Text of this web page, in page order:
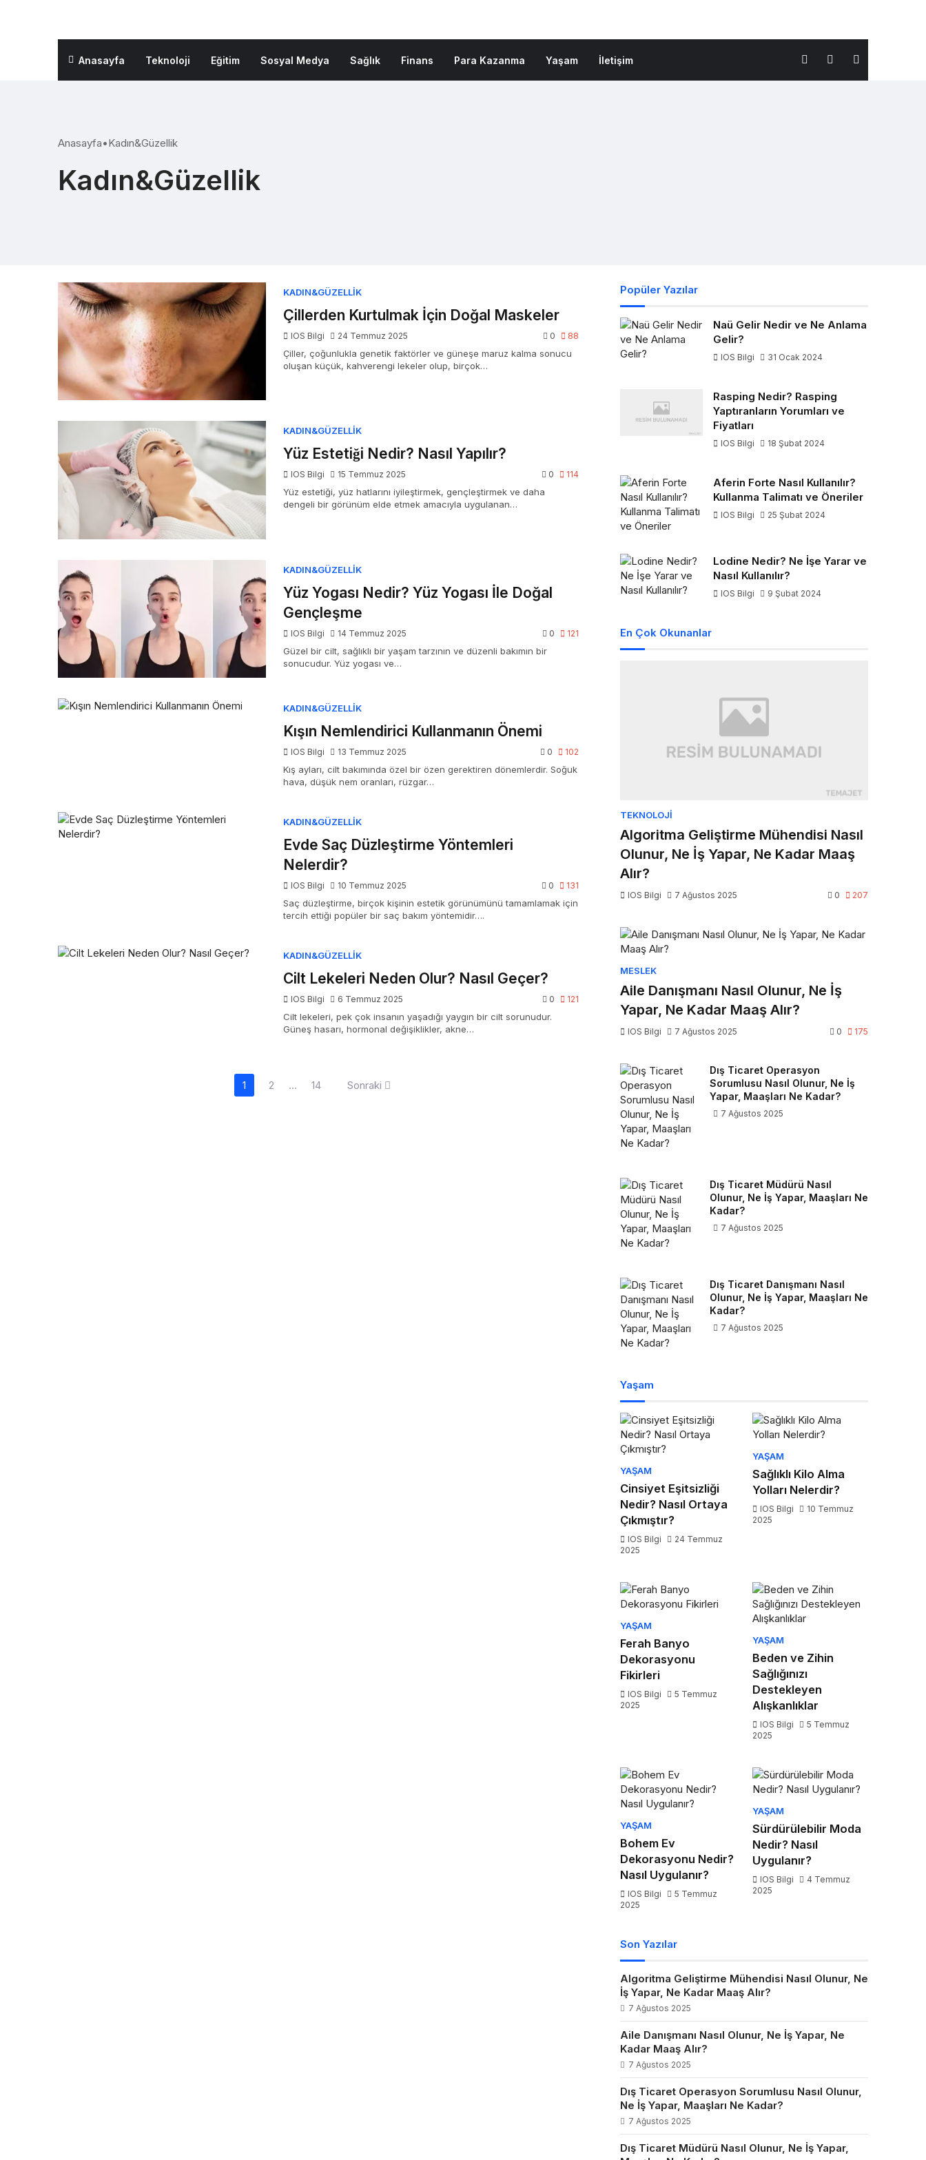
Anasayfa Teknoloji Eğitim Sosyal Medya Sağlık Finans Para Kazanma Yaşam İletişim
Anasayfa•Kadın&Güzellik
Kadın&Güzellik
KADIN&GÜZELLIK
Çillerden Kurtulmak İçin Doğal Maskeler
IOS Bilgi 24 Temmuz 2025 0 88
Çiller, çoğunlukla genetik faktörler ve güneşe maruz kalma sonucu
oluşan küçük, kahverengi lekeler olup, birçok…
KADIN&GÜZELLIK
Yüz Estetiği Nedir? Nasıl Yapılır?
IOS Bilgi 15 Temmuz 2025 0 114
Yüz estetiği, yüz hatlarını iyileştirmek, gençleştirmek ve daha
dengeli bir görünüm elde etmek amacıyla uygulanan…
KADIN&GÜZELLIK
Yüz Yogası Nedir? Yüz Yogası İle Doğal
Gençleşme
IOS Bilgi 14 Temmuz 2025 0 121
Güzel bir cilt, sağlıklı bir yaşam tarzının ve düzenli bakımın bir
sonucudur. Yüz yogası ve…
KADIN&GÜZELLIK
Kışın Nemlendirici Kullanmanın Önemi
IOS Bilgi 13 Temmuz 2025 0 102
Kış ayları, cilt bakımında özel bir özen gerektiren dönemlerdir. Soğuk
hava, düşük nem oranları, rüzgar…
KADIN&GÜZELLIK
Evde Saç Düzleştirme Yöntemleri
Nelerdir?
IOS Bilgi 10 Temmuz 2025 0 131
Saç düzleştirme, birçok kişinin estetik görünümünü tamamlamak için
tercih ettiği popüler bir saç bakım yöntemidir….
KADIN&GÜZELLIK
Cilt Lekeleri Neden Olur? Nasıl Geçer?
IOS Bilgi 6 Temmuz 2025 0 121
Cilt lekeleri, pek çok insanın yaşadığı yaygın bir cilt sorunudur.
Güneş hasarı, hormonal değişiklikler, akne…
1 2 … 14 Sonraki
Popüler Yazılar
Naü Gelir Nedir ve Ne Anlama
Gelir?
IOS Bilgi 31 Ocak 2024
Rasping Nedir? Rasping
Yaptıranların Yorumları ve
Fiyatları
IOS Bilgi 18 Şubat 2024
Aferin Forte Nasıl Kullanılır?
Kullanma Talimatı ve Öneriler
IOS Bilgi 25 Şubat 2024
Lodine Nedir? Ne İşe Yarar ve
Nasıl Kullanılır?
IOS Bilgi 9 Şubat 2024
En Çok Okunanlar
TEKNOLOJI
Algoritma Geliştirme Mühendisi Nasıl
Olunur, Ne İş Yapar, Ne Kadar Maaş
Alır?
IOS Bilgi 7 Ağustos 2025 0 207
MESLEK
Aile Danışmanı Nasıl Olunur, Ne İş
Yapar, Ne Kadar Maaş Alır?
IOS Bilgi 7 Ağustos 2025 0 175
Dış Ticaret Operasyon
Sorumlusu Nasıl Olunur, Ne İş
Yapar, Maaşları Ne Kadar?
7 Ağustos 2025
Dış Ticaret Müdürü Nasıl
Olunur, Ne İş Yapar, Maaşları Ne
Kadar?
7 Ağustos 2025
Dış Ticaret Danışmanı Nasıl
Olunur, Ne İş Yapar, Maaşları Ne
Kadar?
7 Ağustos 2025
Yaşam
YAŞAM
Cinsiyet Eşitsizliği
Nedir? Nasıl Ortaya
Çıkmıştır?
IOS Bilgi
24 Temmuz
2025
YAŞAM
Sağlıklı Kilo Alma
Yolları Nelerdir?
IOS Bilgi
10 Temmuz
2025
YAŞAM
Ferah Banyo
Dekorasyonu
Fikirleri
IOS Bilgi
5 Temmuz
2025
YAŞAM
Beden ve Zihin
Sağlığınızı
Destekleyen
Alışkanlıklar
IOS Bilgi
5 Temmuz
2025
YAŞAM
Bohem Ev
Dekorasyonu Nedir?
Nasıl Uygulanır?
IOS Bilgi
5 Temmuz
2025
YAŞAM
Sürdürülebilir Moda
Nedir? Nasıl
Uygulanır?
IOS Bilgi
4 Temmuz
2025
Son Yazılar
Algoritma Geliştirme Mühendisi Nasıl Olunur, Ne
İş Yapar, Ne Kadar Maaş Alır?
7 Ağustos 2025
Aile Danışmanı Nasıl Olunur, Ne İş Yapar, Ne
Kadar Maaş Alır?
7 Ağustos 2025
Dış Ticaret Operasyon Sorumlusu Nasıl Olunur,
Ne İş Yapar, Maaşları Ne Kadar?
7 Ağustos 2025
Dış Ticaret Müdürü Nasıl Olunur, Ne İş Yapar,